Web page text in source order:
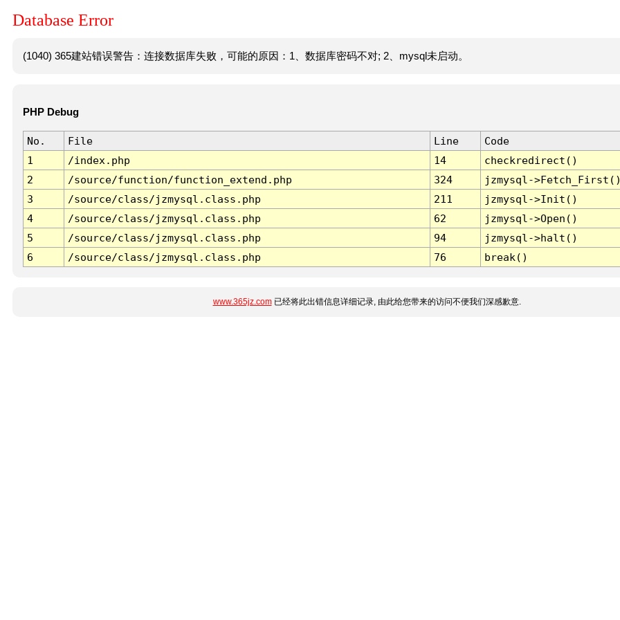
Database Error
(1040) 365建站错误警告：连接数据库失败，可能的原因：1、数据库密码不对; 2、mysql未启动。
PHP Debug
No. File Line
Code
1
/index.php 14
checkredirect()
2
/source/function/function_extend.php 324
jzmysql-
3
/source/class/jzmysql.class.php 211
jzmysql->Init()
4
/source/class/jzmysql.class.php 62
jzmysql->Open()
5
/source/class/jzmysql.class.php 94
jzmysql->halt()
6
/source/class/jzmysql.class.php 76 break()
www.365jz.com已经将此出错信息详细记录, 由此给您带来的访问不便我们深感歉意.